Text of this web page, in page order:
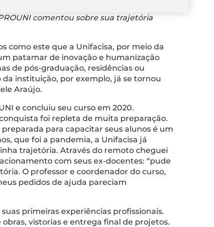
comentou sobre sua trajetória
como este que a Unifacisa, por meio da
patamar de inovação e humanização
de pós-graduação, residências ou
instituição, por exemplo, já se tornou
Araújo.
e concluiu seu curso em 2020.
foi repleta de muita preparação.
para capacitar seus alunos é um
que foi a pandemia, a Unifacisa já
trajetória. Através do remoto cheguei
com seus ex-docentes: “pude
O professor e coordenador do curso,
pedidos de ajuda pareciam
primeiras experiências profissionais.
vistorias e entrega final de projetos.